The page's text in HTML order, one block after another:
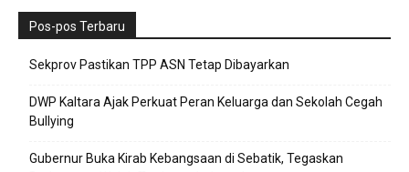
Pos-pos Terbaru
Sekprov Pastikan TPP ASN Tetap Dibayarkan
DWP Kaltara Ajak Perkuat Peran Keluarga dan Sekolah Cegah
Bullying
Gubernur Buka Kirab Kebangsaan di Sebatik, Tegaskan